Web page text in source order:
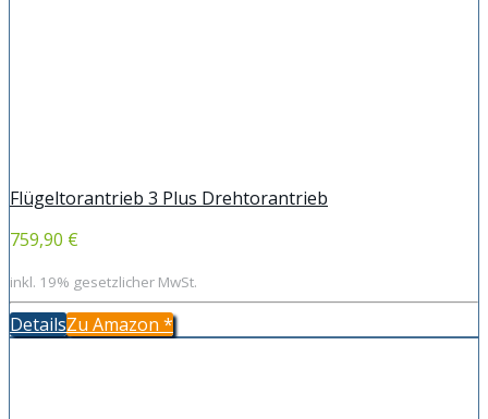
Flügeltorantrieb 3 Plus Drehtorantrieb
759,90 €
inkl. 19% gesetzlicher MwSt.
DetailsZu Amazon *